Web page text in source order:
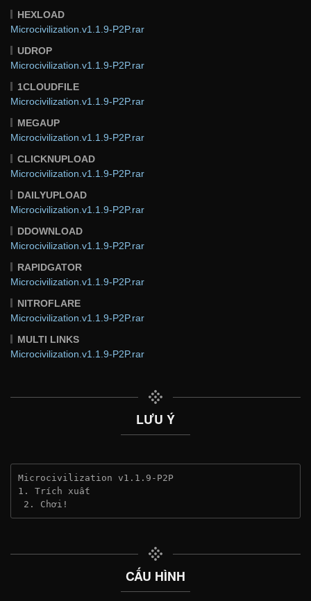
HEXLOAD
Microcivilization.v1.1.9-P2P.rar
UDROP
Microcivilization.v1.1.9-P2P.rar
1CLOUDFILE
Microcivilization.v1.1.9-P2P.rar
MEGAUP
Microcivilization.v1.1.9-P2P.rar
CLICKNUPLOAD
Microcivilization.v1.1.9-P2P.rar
DAILYUPLOAD
Microcivilization.v1.1.9-P2P.rar
DDOWNLOAD
Microcivilization.v1.1.9-P2P.rar
RAPIDGATOR
Microcivilization.v1.1.9-P2P.rar
NITROFLARE
Microcivilization.v1.1.9-P2P.rar
MULTI LINKS
Microcivilization.v1.1.9-P2P.rar
LƯU Ý
Microcivilization v1.1.9-P2P
1. Trích xuất
2. Chơi!
CẤU HÌNH